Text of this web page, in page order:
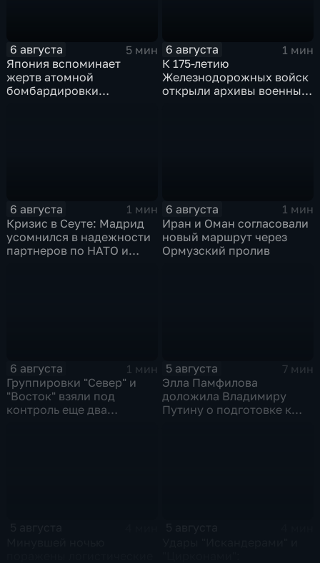
6 августа
5 мин
Япония вспоминает
жертв атомной
бомбардировки
6 августа
1 мин
К 175-летию
Железнодорожных войск
открыли архивы военных
6 августа
1 мин
Кризис в Сеуте: Мадрид
усомнился в надежности
партнеров по НАТО и
6 августа
1 мин
Иран и Оман согласовали
новый маршрут через
Ормузский пролив
6 августа
1 мин
Группировки "Север" и
"Восток" взяли под
контроль еще два
5 августа
7 мин
Элла Памфилова
доложила Владимиру
Путину о подготовке к